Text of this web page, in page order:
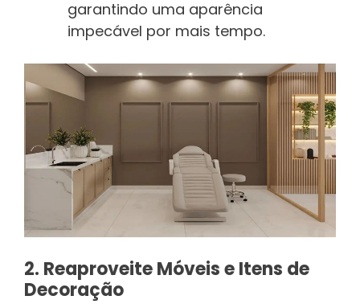
garantindo uma aparência
impecável por mais tempo.
2. Reaproveite Móveis e Itens de
Decoração